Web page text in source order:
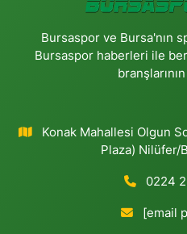
Bursaspor ve Bursa'nın
Bursaspor haberleri ile
Konak Mahallesi Olgun
Plaza) Nilüfer/
0224
[email